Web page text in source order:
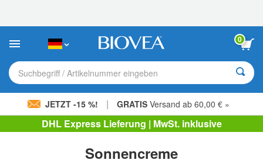
Sie:
Website
ein
Barrierefreiheitssystem.
0
Suchbegriff / Artikelnummer eingeben
JETZT -15 %! | GRATIS Versand ab 60,00 € »
DHL Express Lieferung | MwSt. inklusive
Sonnencreme